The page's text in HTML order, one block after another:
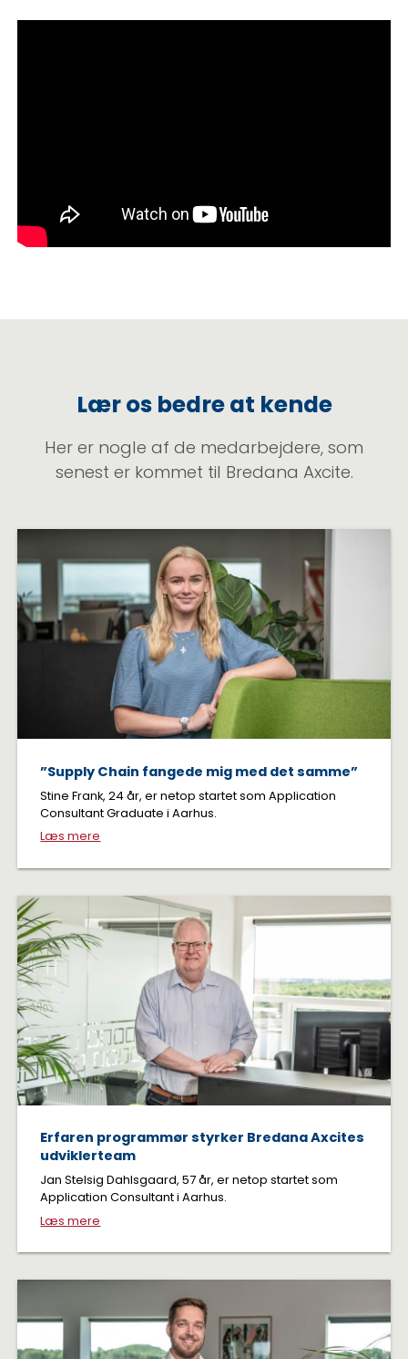
Accepter marketing-cookies for at se denne video
Lær os bedre at kende
Her er nogle af de medarbejdere, som
senest er kommet til Bredana Axcite.
”Supply Chain fangede mig med det samme”
Stine Frank, 24 år, er netop startet som Application
Consultant Graduate i Aarhus.
Læs mere
Erfaren programmør styrker Bredana Axcites
udviklerteam
Jan Stelsig Dahlsgaard, 57 år, er netop startet som
Application Consultant i Aarhus.
Læs mere